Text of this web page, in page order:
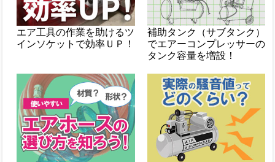
エア工具の作業を助けるツ
インソケットで効率ＵＰ！
補助タンク（サブタンク）
でエアーコンプレッサーの
タンク容量を増設！